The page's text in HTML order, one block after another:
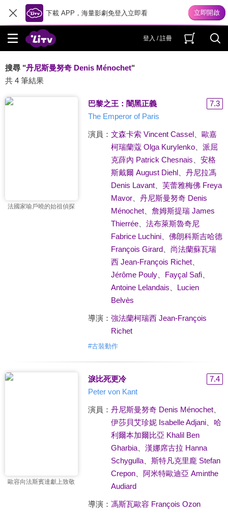
下載 APP，海量影劇免登入立即看
登入 / 註冊
搜尋 "丹尼斯曼努奇 Denis Ménochet"
共 4 筆結果
法國家喻戶曉的始祖偵探
巴黎之王：闇黑正義
7.3
The Emperor of Paris
演員： 文森卡索 Vincent Cassel、 歐嘉
柯瑞蘭蔻 Olga Kurylenko、 派屈
克薛內 Patrick Chesnais
安格
斯戴爾 August Diehl、 丹尼拉馮
Denis Lavant、 芙蕾雅梅佛 Freya
Mavor、 丹尼斯曼努奇 Denis
Ménochet、 詹姆斯提瑞 James
Thierrée、 法布萊斯魯奇尼
Fabrice Luchini、 佛朗科斯吉哈德
François Girard、 尚法蘭蘇瓦瑞
西 Jean-François Richet、
Jérôme Pouly、 Fayçal Safi、
Antoine Lelandais
Lucien
Belvès
導演： 強法蘭柯瑞西 Jean-François
Richet
#古裝動作
歐容向法斯賓達獻上致敬
淚比死更冷
7.4
Peter von Kant
演員： 丹尼斯曼努奇 Denis Ménochet、
伊莎貝艾珍妮 Isabelle Adjani、 哈
利爾本加爾比亞 Khalil Ben
Gharbia、 漢娜席古拉 Hanna
Schygulla、 斯特凡克里龐 Stefan
Crepon、 阿米特歐迪亞 Aminthe
Audiard
導演： 馮斯瓦歐容 François Ozon